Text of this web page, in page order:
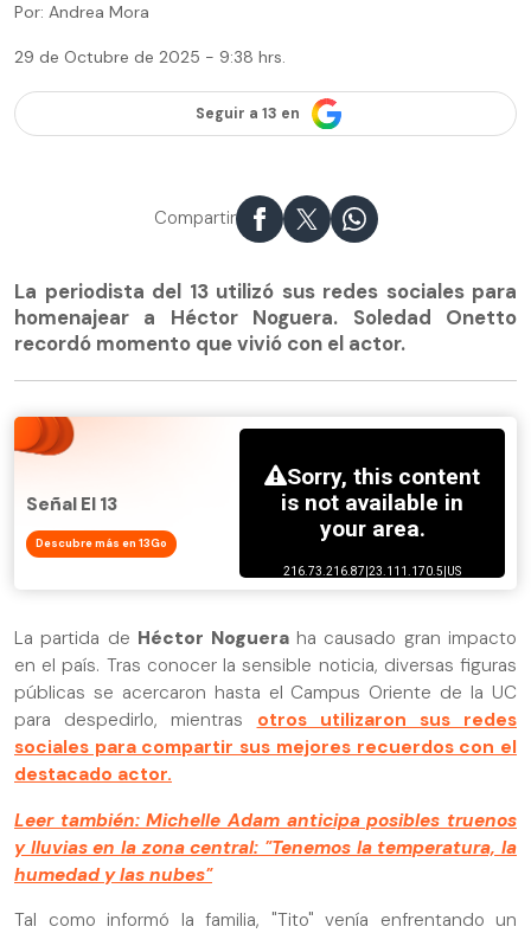
Por: Andrea Mora
29 de Octubre de 2025 - 9:38 hrs.
Seguir a 13 en
Compartir
La periodista del 13 utilizó sus redes sociales para
homenajear a Héctor Noguera. Soledad Onetto
recordó momento que vivió con el actor.
Señal El 13
Descubre más en 13Go
La partida de Héctor Nogueraha causado gran impacto
en el país. Tras conocer la sensible noticia, diversas figuras
públicas se acercaron hasta el Campus Oriente de la UC
para despedirlo, mientras otros utilizaron sus redes
sociales para compartir sus mejores recuerdos con el
destacado actor.
Leer también: Michelle Adam anticipa posibles truenos
y lluvias en la zona central: "Tenemos la temperatura, la
humedad y las nubes"
Tal como informó la familia, "Tito" venía enfrentando un